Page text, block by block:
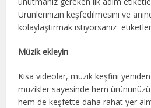
Ürünlerinizin keşfedilmesini ve
kolaylaştırmak istiyorsanız
Müzik ekleyin
Kısa videolar, müzik keşfini
müzikler sayesinde hem
hem de keşfette daha rahat yer